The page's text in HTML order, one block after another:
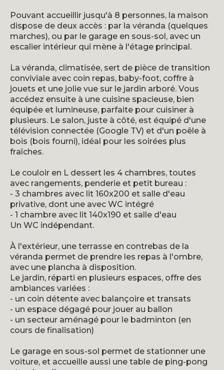
Pouvant accueillir jusqu'à 8 personnes, la maison
dispose de deux accès : par la véranda (quelques
marches), ou par le garage en sous-sol, avec un
escalier intérieur qui mène à l'étage principal.
La véranda, climatisée, sert de pièce de transition
conviviale avec coin repas, baby-foot, coffre à
jouets et une jolie vue sur le jardin arboré. Vous
accédez ensuite à une cuisine spacieuse, bien
équipée et lumineuse, parfaite pour cuisiner à
plusieurs. Le salon, juste à côté, est équipé d'une
télévision connectée (Google TV) et d'un poêle à
bois (bois fourni), idéal pour les soirées plus
fraîches.
Le couloir en L dessert les 4 chambres, toutes
avec rangements, penderie et petit bureau :
- 3 chambres avec lit 160x200 et salle d'eau
privative, dont une avec WC intégré
- 1 chambre avec lit 140x190 et salle d'eau
Un WC indépendant.
À l'extérieur, une terrasse en contrebas de la
véranda permet de prendre les repas à l'ombre,
avec une plancha à disposition.
Le jardin, réparti en plusieurs espaces, offre des
ambiances variées :
- un coin détente avec balançoire et transats
- un espace dégagé pour jouer au ballon
- un secteur aménagé pour le badminton (en
cours de finalisation)
Le garage en sous-sol permet de stationner une
voiture, et accueille aussi une table de ping-pong